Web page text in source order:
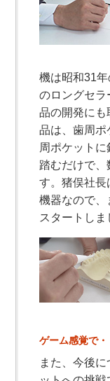
機は昭和31
のロングセ
品の開発にも
品は、歯周
周ポケット
踏むだけで、
す。猪俣社長
機器なので、
スタートしま
ゲーム感覚で・
また、今後